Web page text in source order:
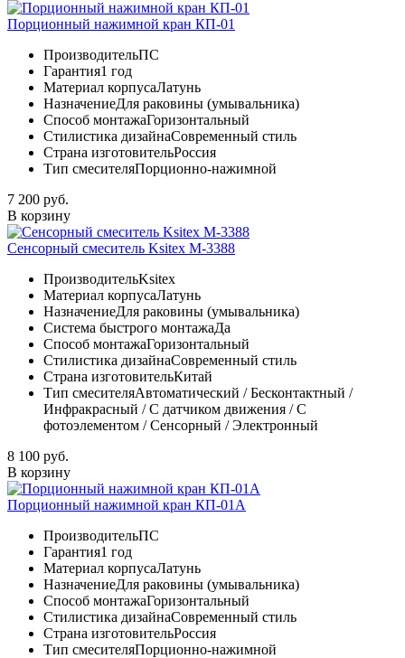
Порционный нажимной кран КП-01
ПроизводительПС
Гарантия1 год
Материал корпусаЛатунь
НазначениеДля раковины (умывальника)
Способ монтажаГоризонтальный
Стилистика дизайнаСовременный стиль
Страна изготовительРоссия
Тип смесителяПорционно-нажимной
7 200 руб.
В корзину
Сенсорный смеситель Ksitex М-3388
ПроизводительKsitex
Материал корпусаЛатунь
НазначениеДля раковины (умывальника)
Система быстрого монтажаДа
Способ монтажаГоризонтальный
Стилистика дизайнаСовременный стиль
Страна изготовительКитай
Тип смесителяАвтоматический / Бесконтактный /
Инфракрасный / С датчиком движения / С
фотоэлементом / Сенсорный / Электронный
8 100 руб.
В корзину
Порционный нажимной кран КП-01А
ПроизводительПС
Гарантия1 год
Материал корпусаЛатунь
НазначениеДля раковины (умывальника)
Способ монтажаГоризонтальный
Стилистика дизайнаСовременный стиль
Страна изготовительРоссия
Тип смесителяПорционно-нажимной